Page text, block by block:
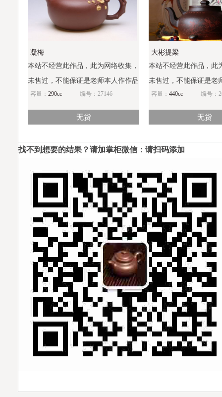
凝梅
本站不经营此作品，此为网络收集，
未售过，不能保证是老师本人作作品
容量： 290cc 编号：27146
无货
大彬提梁
本站不经营此作品，此
未售过，不能保证是老
容量： 440cc 编号：
无货
找不到想要的结果？请加掌柜微信：请扫码添加